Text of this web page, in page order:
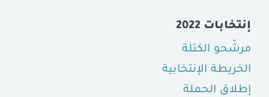
إنتخابات 2022
مرشّحو الكتلة
الخريطة الإنتخابية
إطلاق الحملة